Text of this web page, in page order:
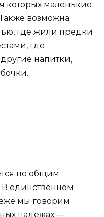
которых маленькие
возможна
где жили предки
где
напитки,
по общим
В единственном
мы говорим
падежах —